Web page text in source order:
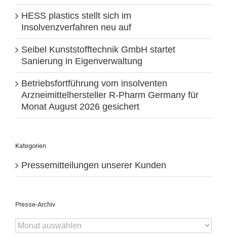
HESS plastics stellt sich im
Insolvenzverfahren neu auf
Seibel Kunststofftechnik GmbH startet
Sanierung in Eigenverwaltung
Betriebsfortführung vom insolventen
Arzneimittelhersteller R-Pharm Germany für
Monat August 2026 gesichert
Kategorien
Pressemitteilungen unserer Kunden
Presse-Archiv
Presse-
Archiv